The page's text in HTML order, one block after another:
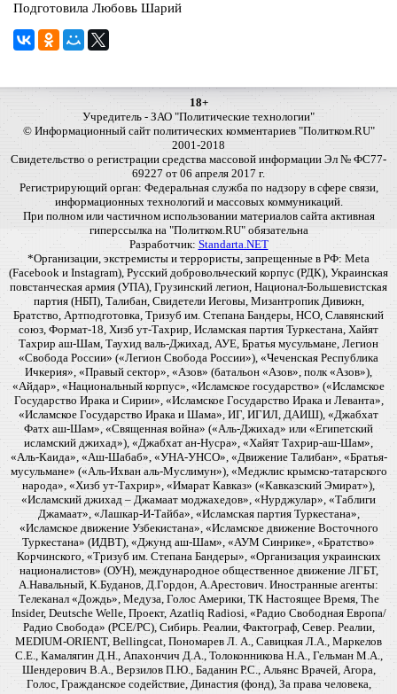
Подготовила Любовь Шарий
18+
Учредитель - ЗАО "Политические технологии"
© Информационный сайт политических комментариев "Политком.RU"
2001-2018
Свидетельство о регистрации средства массовой информации Эл № ФС77-
69227 от 06 апреля 2017 г.
Регистрирующий орган: Федеральная служба по надзору в сфере связи,
информационных технологий и массовых коммуникаций.
При полном или частичном использовании материалов сайта активная
гиперссылка на "Политком.RU" обязательна
Разработчик: Standarta.NET
*Организации, экстремисты и террористы, запрещенные в РФ: Meta
(Facebook и Instagram), Русский добровольческий корпус (РДК), Украинская
повстанческая армия (УПА), Грузинский легион, Национал-Большевистская
партия (НБП), Талибан, Свидетели Иеговы, Мизантропик Дивижн,
Братство, Артподготовка, Тризуб им. Степана Бандеры, НСО, Славянский
союз, Формат-18, Хизб ут-Тахрир, Исламская партия Туркестана, Хайят
Тахрир аш-Шам, Таухид валь-Джихад, АУЕ, Братья мусульмане, Легион
«Свобода России» («Легион Свобода России»), «Чеченская Республика
Ичкерия», «Правый сектор», «Азов» (батальон «Азов», полк «Азов»),
«Айдар», «Национальный корпус», «Исламское государство» («Исламское
Государство Ирака и Сирии», «Исламское Государство Ирака и Леванта»,
«Исламское Государство Ирака и Шама», ИГ, ИГИЛ, ДАИШ), «Джабхат
Фатх аш-Шам», «Священная война» («Аль-Джихад» или «Египетский
исламский джихад»), «Джабхат ан-Нусра», «Хайят Тахрир-аш-Шам»,
«Аль-Каида», «Аш-Шабаб», «УНА-УНСО», «Движение Талибан», «Братья-
мусульмане» («Аль-Ихван аль-Муслимун»), «Меджлис крымско-татарского
народа», «Хизб ут-Тахрир», «Имарат Кавказ» («Кавказский Эмират»),
«Исламский джихад – Джамаат моджахедов», «Нурджулар», «Таблиги
Джамаат», «Лашкар-И-Тайба», «Исламская партия Туркестана»,
«Исламское движение Узбекистана», «Исламское движение Восточного
Туркестана» (ИДВТ), «Джунд аш-Шам», «АУМ Синрике», «Братство»
Корчинского, «Тризуб им. Степана Бандеры», «Организация украинских
националистов» (ОУН), международное общественное движение ЛГБТ,
А.Навальный, К.Буданов, Д.Гордон, А.Арестович. Иностранные агенты:
Телеканал «Дождь», Медуза, Голос Америки, ТК Настоящее Время, The
Insider, Deutsche Welle, Проект, Azatliq Radiosi, «Радио Свободная Европа/
Радио Свобода» (PCE/PC), Сибирь. Реалии, Фактограф, Север. Реалии,
MEDIUM-ORIENT, Bellingcat, Пономарев Л. А., Савицкая Л.А., Маркелов
С.Е., Камалягин Д.Н., Апахончич Д.А., Толоконникова Н.А., Гельман М.А.,
Шендерович В.А., Верзилов П.Ю., Баданин Р.С., Альянс Врачей, Агора,
Голос, Гражданское содействие, Династия (фонд), За права человека,